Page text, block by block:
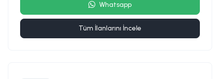
Whatsapp
Tüm İlanlarını İncele